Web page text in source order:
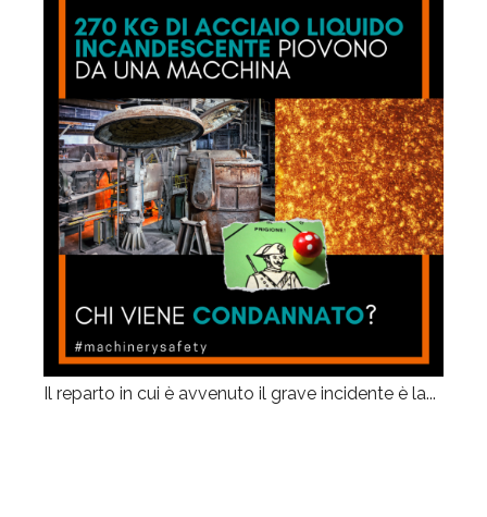
Il reparto in cui è avvenuto il grave incidente è la...